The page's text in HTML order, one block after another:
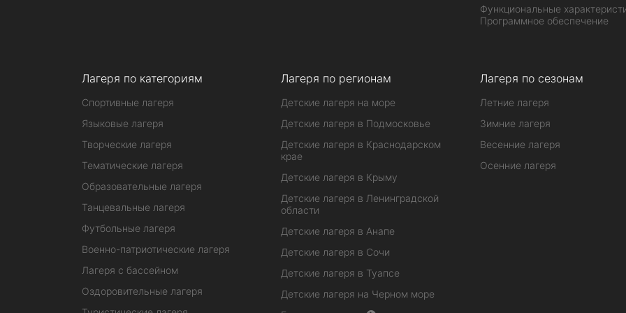
Функциональные
Программное обеспечение
Лагеря по категориям
Спортивные лагеря
Языковые лагеря
Творческие лагеря
Тематические лагеря
Образовательные лагеря
Танцевальные лагеря
Футбольные лагеря
Военно-патриотические лагеря
Лагеря с бассейном
Оздоровительные лагеря
Лагеря по регионам
Детские лагеря на море
Детские лагеря в Подмосковье
Детские лагеря в Краснодарском
крае
Детские лагеря в Крыму
Детские лагеря в Ленинградской
области
Детские лагеря в Анапе
Детские лагеря в Сочи
Детские лагеря в Туапсе
Детские лагеря на Черном море
Лагеря по сезонам
Летние лагеря
Зимние лагеря
Весенние лагеря
Осенние лагеря